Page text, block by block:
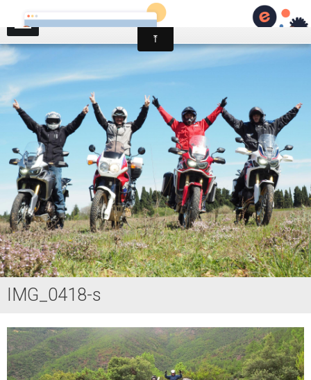
AFRICA TWIN TROPHY
Accueil
IMG_0418-s